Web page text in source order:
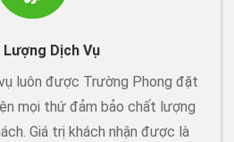
Lượng Dịch Vụ
luôn được Trường Phong đặt
mọi thứ đảm bảo chất lượng
Giá trị khách nhận được là